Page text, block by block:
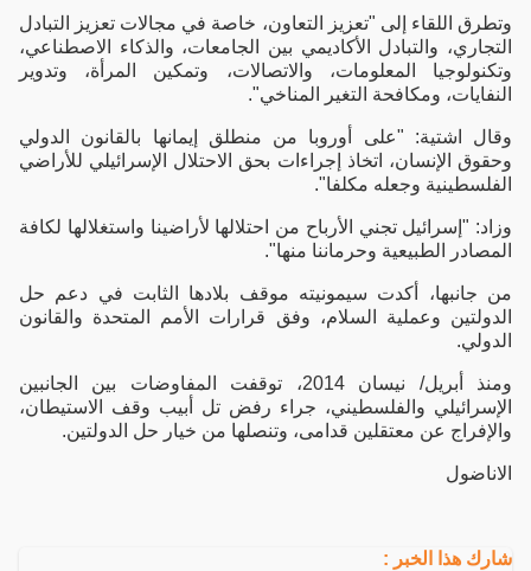
وتطرق اللقاء إلى "تعزيز التعاون، خاصة في مجالات تعزيز التبادل
التجاري، والتبادل الأكاديمي بين الجامعات، والذكاء الاصطناعي،
وتكنولوجيا المعلومات، والاتصالات، وتمكين المرأة، وتدوير
النفايات، ومكافحة التغير المناخي".
وقال اشتية: "على أوروبا من منطلق إيمانها بالقانون الدولي
وحقوق الإنسان، اتخاذ إجراءات بحق الاحتلال الإسرائيلي للأراضي
الفلسطينية وجعله مكلفا".
وزاد: "إسرائيل تجني الأرباح من احتلالها لأراضينا واستغلالها لكافة
المصادر الطبيعية وحرماننا منها".
من جانبها، أكدت سيمونيته موقف بلادها الثابت في دعم حل
الدولتين وعملية السلام، وفق قرارات الأمم المتحدة والقانون
الدولي.
ومنذ أبريل/ نيسان 2014، توقفت المفاوضات بين الجانبين
الإسرائيلي والفلسطيني، جراء رفض تل أبيب وقف الاستيطان،
والإفراج عن معتقلين قدامى، وتنصلها من خيار حل الدولتين.
الاناضول
شارك هذا الخبر :